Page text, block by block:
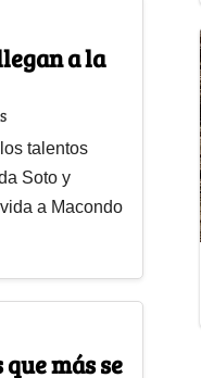
a la
talentos
Soto y
a Macondo
más se